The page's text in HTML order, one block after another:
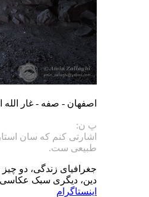
اصفهان - صفه - غار الله
پ ن:
اشارتی کنم که سان
طبیعی ست.
جغرافیای زندگی، دو
دین، دیگری سبک
اینستاگرام